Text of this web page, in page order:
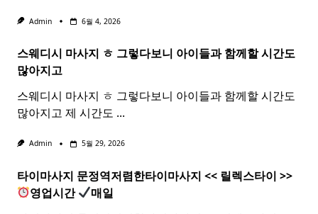
Admin 6월 4, 2026
스웨디시 마사지 ㅎ 그렇다보니 아이들과 함께할 시간도
많아지고
스웨디시 마사지 ㅎ 그렇다보니 아이들과 함께할 시간도
많아지고 제 시간도 ...
Admin 5월 29, 2026
타이마사지 문정역저렴한타이마사지 << 릴렉스타이 >>
영업시간
매일